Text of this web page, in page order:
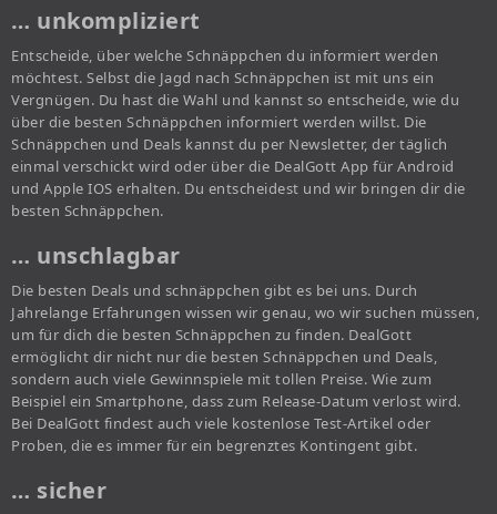
… unkompliziert
Entscheide, über welche Schnäppchen du informiert werden
möchtest. Selbst die Jagd nach Schnäppchen ist mit uns ein
Vergnügen. Du hast die Wahl und kannst so entscheide, wie du
über die besten Schnäppchen informiert werden willst. Die
Schnäppchen und Deals kannst du per Newsletter, der täglich
einmal verschickt wird oder über die DealGott App für Android
und Apple IOS erhalten. Du entscheidest und wir bringen dir die
besten Schnäppchen.
… unschlagbar
Die besten Deals und schnäppchen gibt es bei uns. Durch
Jahrelange Erfahrungen wissen wir genau, wo wir suchen müssen,
um für dich die besten Schnäppchen zu finden. DealGott
ermöglicht dir nicht nur die besten Schnäppchen und Deals,
sondern auch viele Gewinnspiele mit tollen Preise. Wie zum
Beispiel ein Smartphone, dass zum Release-Datum verlost wird.
Bei DealGott findest auch viele kostenlose Test-Artikel oder
Proben, die es immer für ein begrenztes Kontingent gibt.
… sicher